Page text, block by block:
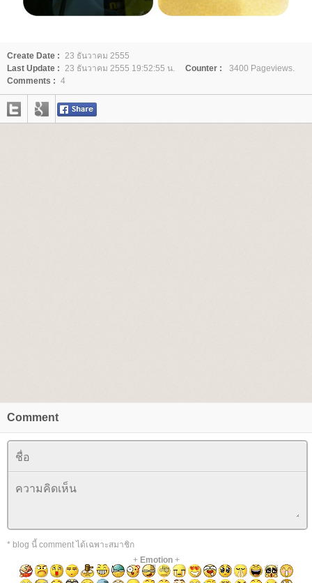
Create Date : 23 ธันวาคม 2555
Last Update : 23 ธันวาคม 2555 19:52:55 น. Counter :
3400 Pageviews.
Comments : 4
Comment
* blog นี้ comment ได้เฉพาะสมาชิก
+ Emotion+